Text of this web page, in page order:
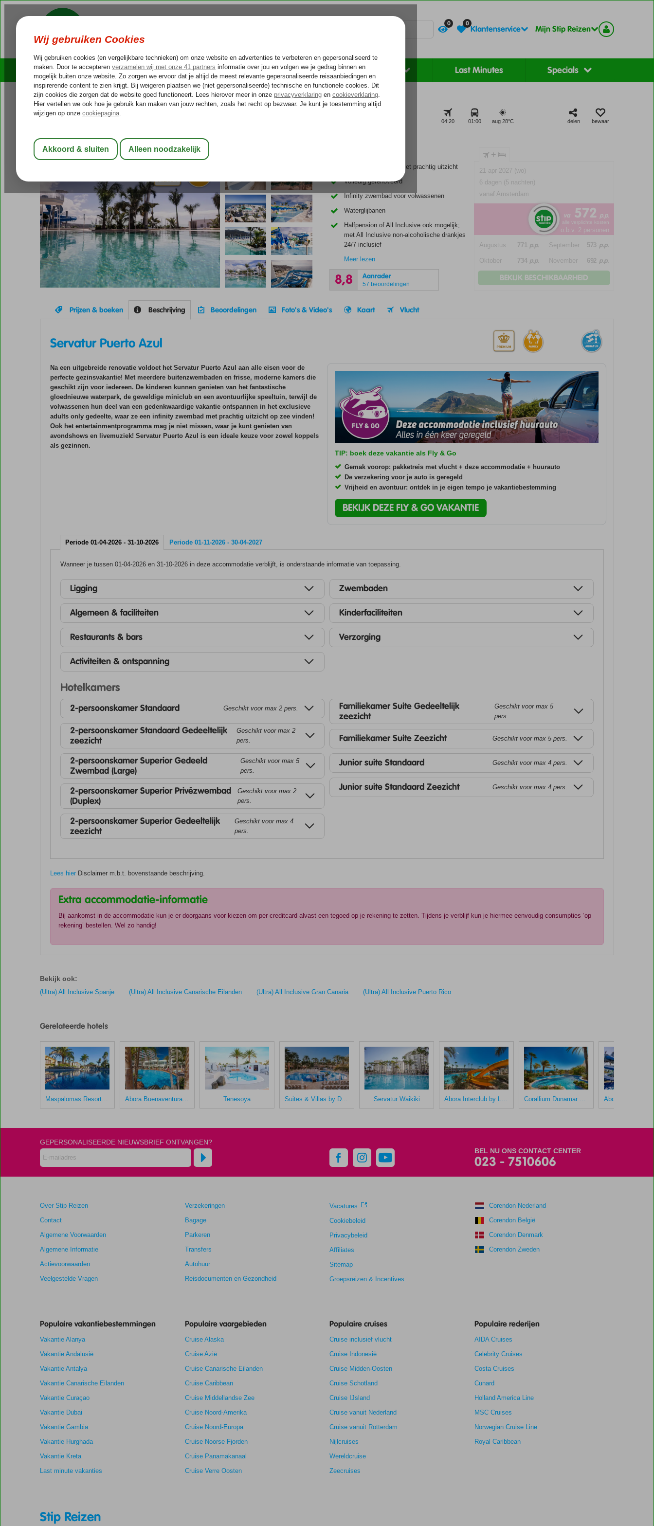
0 0
Klantenservice Mijn Stip Reizen
Cruises Outlet Deals Rondreizen Zonvakantie Last Minutes Specials
Voelt als thuiskomen...
Home
Spanje Canarische Eilanden
Servatur Puerto Azul
Logies en ontbijt- Hotel
04:20 01:00 aug 28°C delen bewaar
Gelegen op een klif met prachtig uitzicht
Volledig gerenoveerd
Infinity zwembad voor volwassenen
Waterglijbanen
Halfpension of All Inclusive ook mogelijk;
met All Inclusive non-alcoholische drankjes
24/7 inclusief
Meer lezen
8,8 Aanrader
57 beoordelingen
+
21 apr 2027 (wo)
6 dagen (5 nachten)
vanaf Amsterdam
va 572 p.p.
*incl. alle verplichte kosten
o.b.v. 2 personen
Augustus 771 p.p. September 573 p.p.
Oktober 734 p.p. November 692 p.p.
BEKIJK BESCHIKBAARHEID
Prijzen & boeken Beschrijving Beoordelingen Foto's & Video's Kaart Vlucht
Servatur Puerto Azul
Na een uitgebreide renovatie voldoet het Servatur Puerto Azul aan alle eisen voor de
perfecte gezinsvakantie! Met meerdere buitenzwembaden en frisse, moderne kamers die
geschikt zijn voor iedereen. De kinderen kunnen genieten van het fantastische
gloednieuwe waterpark, de geweldige miniclub en een avontuurlijke speeltuin, terwijl de
volwassenen hun deel van een gedenkwaardige vakantie ontspannen in het exclusieve
adults only gedeelte, waar ze een infinity zwembad met prachtig uitzicht op zee vinden!
Ook het entertainmentprogramma mag je niet missen, waar je kunt genieten van
avondshows en livemuziek! Servatur Puerto Azul is een ideale keuze voor zowel koppels
als gezinnen.
TIP: boek deze vakantie als Fly & Go
Gemak voorop: pakketreis met vlucht + deze accommodatie + huurauto
De verzekering voor je auto is geregeld
Vrijheid en avontuur: ontdek in je eigen tempo je vakantiebestemming
BEKIJK DEZE FLY & GO VAKANTIE
Periode 01-04-2026 - 31-10-2026 Periode 01-11-2026 - 30-04-2027
Wanneer je tussen 01-04-2026 en 31-10-2026 in deze accommodatie verblijft, is onderstaande informatie van toepassing.
Ligging
Algemeen & faciliteiten
Restaurants & bars
Activiteiten & ontspanning
Zwembaden
Kinderfaciliteiten
Verzorging
Hotelkamers
2-persoonskamer Standaard Geschikt voor max 2 pers.
2-persoonskamer Standaard Gedeeltelijk
zeezicht
Geschikt voor max 2
pers.
2-persoonskamer Superior Gedeeld
Zwembad (Large)
Geschikt voor max 5
pers.
2-persoonskamer Superior Privézwembad
(Duplex)
Geschikt voor max 2
pers.
2-persoonskamer Superior Gedeeltelijk
zeezicht
Geschikt voor max 4
pers.
Familiekamer Suite Gedeeltelijk
zeezicht
Geschikt voor max 5
pers.
Familiekamer Suite Zeezicht Geschikt voor max 5 pers.
Junior suite Standaard Geschikt voor max 4 pers.
Junior suite Standaard Zeezicht Geschikt voor max 4 pers.
Lees hier Disclaimer m.b.t. bovenstaande beschrijving.
Extra accommodatie-informatie
Bij aankomst in de accommodatie kun je er doorgaans voor kiezen om per creditcard alvast een tegoed op je rekening te zetten. Tijdens je verblijf kun je hiermee eenvoudig consumpties ‘op
rekening’ bestellen. Wel zo handig!
door
onze
hun
in
Servatur
Puerto
Azul
Scores
die
zijn
dan
48
maanden
worden
niet
om
van
de
scores
te
Gebaseerd
op:
beoordelingen
8,8
Aanrader
Algemene indruk
Eten
8,3
Kindvriendelijk
Wifi kwaliteit
Bekijk ook:
(Ultra) All Inclusive Spanje (Ultra) All Inclusive Canarische Eilanden (Ultra) All Inclusive Gran Canaria (Ultra) All Inclusive Puerto Rico
Gerelateerde hotels
Maspalomas Resort by Dunas Abora Buenaventura by Lopesan Tenesoya Suites & Villas by Dunas Servatur Waikiki Abora Interclub by Lopesan Corallium Dunamar by Lopesan Hotels
BEL NU ONS CONTACT CENTER
023 - 7510606
GEPERSONALISEERDE NIEUWSBRIEF ONTVANGEN?
Over Stip Reizen
Contact
Algemene Voorwaarden
Algemene Informatie
Actievoorwaarden
Veelgestelde Vragen
Verzekeringen
Bagage
Parkeren
Transfers
Autohuur
Reisdocumenten en Gezondheid
Vacatures
Cookiebeleid
Privacybeleid
Affiliates
Sitemap
Groepsreizen & Incentives
Corendon Nederland
Corendon België
Corendon Denmark
Corendon Zweden
Populaire vakantiebestemmingen
Vakantie Alanya
Vakantie Andalusië
Vakantie Antalya
Vakantie Canarische Eilanden
Vakantie Curaçao
Vakantie Dubai
Vakantie Gambia
Vakantie Hurghada
Vakantie Kreta
Last minute vakanties
Populaire vaargebieden
Cruise Alaska
Cruise Azië
Cruise Canarische Eilanden
Cruise Caribbean
Cruise Middellandse Zee
Cruise Noord-Amerika
Cruise Noord-Europa
Cruise Noorse Fjorden
Cruise Panamakanaal
Cruise Verre Oosten
Populaire cruises
Cruise inclusief vlucht
Cruise Indonesië
Cruise Midden-Oosten
Cruise Schotland
Cruise IJsland
Cruise vanuit Nederland
Cruise vanuit Rotterdam
Nijlcruises
Wereldcruise
Zeecruises
Populaire rederijen
AIDA Cruises
Celebrity Cruises
Costa Cruises
Cunard
Holland America Line
MSC Cruises
Norwegian Cruise Line
Royal Caribbean
Stip Reizen